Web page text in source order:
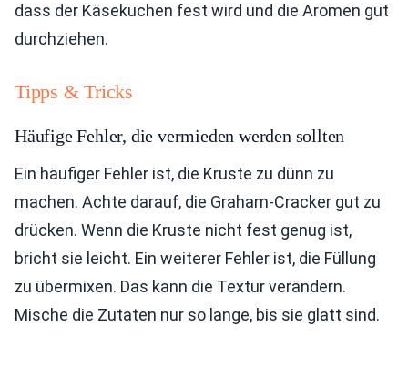
dass der Käsekuchen fest wird und die Aromen gut
durchziehen.
Tipps & Tricks
Häufige Fehler, die vermieden werden sollten
Ein häufiger Fehler ist, die Kruste zu dünn zu
machen. Achte darauf, die Graham-Cracker gut zu
drücken. Wenn die Kruste nicht fest genug ist,
bricht sie leicht. Ein weiterer Fehler ist, die Füllung
zu übermixen. Das kann die Textur verändern.
Mische die Zutaten nur so lange, bis sie glatt sind.